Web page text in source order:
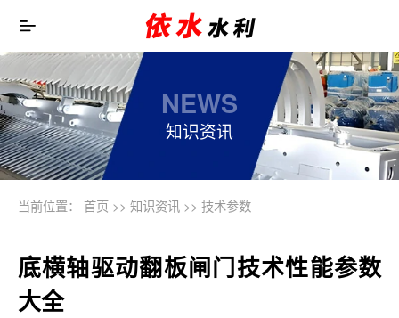
NEWS
知识资讯
当前位置： 首页>> 知识资讯 >> 技术参数
底横轴驱动翻板闸门技术性能参数
大全